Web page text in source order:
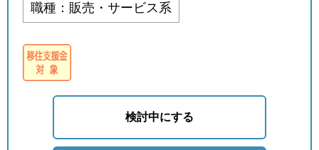
職種：販売・サービス系
検討中にする